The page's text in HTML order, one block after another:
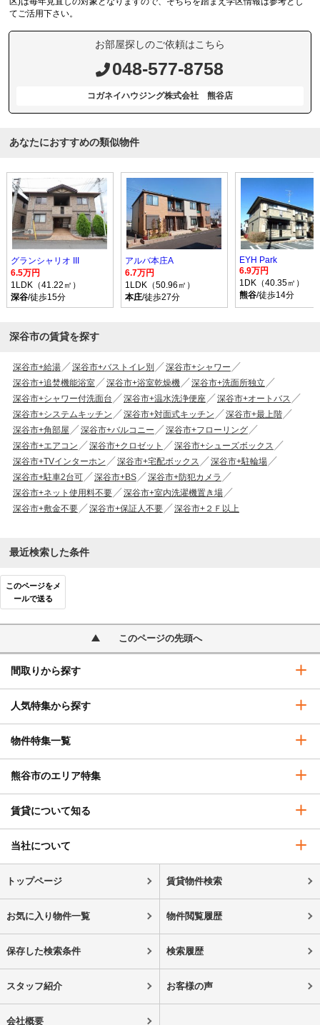
てご活用下さい。
お部屋探しのご依頼はこちら
048-577-8758
コガネイハウジング株式会社 熊谷店
あなたにおすすめの類似物件
グランシャリオ III
6.5万円
1LDK（41.22㎡）
深谷/徒歩15分
アルバ本庄A
6.7万円
1LDK（50.96㎡）
本庄/徒歩27分
EYH Park
6.9万円
1DK（40.35㎡）
熊谷/徒歩14分
深谷市の賃貸を探す
深谷市+給湯 深谷市+バストイレ別
深谷市+シャワー
深谷市+追焚機能浴室
深谷市+浴室乾燥機
深谷市+洗面所独立
深谷市+シャワー付洗面台
深谷市+温水洗浄便座
深谷市+オートバス
深谷市+システムキッチン
深谷市+対面式キッチン
深谷市+最上階
深谷市+角部屋
深谷市+バルコニー
深谷市+フローリング
深谷市+エアコン
深谷市+クロゼット
深谷市+シューズボックス
深谷市+TVインターホン
深谷市+宅配ボックス
深谷市+駐輪場
深谷市+駐車2台可
深谷市+BS
深谷市+防犯カメラ
深谷市+ネット使用料不要
深谷市+室内洗濯機置き場
深谷市+敷金不要
深谷市+保証人不要 深谷市+２Ｆ以上
最近検索した条件
このページをメ
ールで送る
このページの先頭へ
間取りから探す
人気特集から探す
物件特集一覧
熊谷市のエリア特集
賃貸について知る
当社について
トップページ 賃貸物件検索
お気に入り物件一覧 物件閲覧履歴
保存した検索条件 検索履歴
スタッフ紹介 お客様の声
会社概要